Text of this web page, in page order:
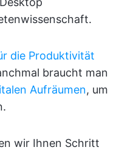
die Produktivität
braucht man
Aufräumen, um
wir Ihnen Schritt